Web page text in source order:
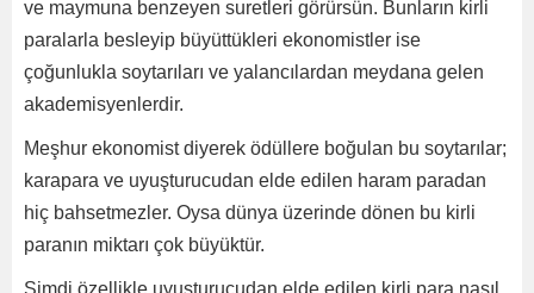
ve maymuna benzeyen suretleri görürsün. Bunların kirli
paralarla besleyip büyüttükleri ekonomistler ise
çoğunlukla soytarıları ve yalancılardan meydana gelen
akademisyenlerdir.
Meşhur ekonomist diyerek ödüllere boğulan bu soytarılar;
karapara ve uyuşturucudan elde edilen haram paradan
hiç bahsetmezler. Oysa dünya üzerinde dönen bu kirli
paranın miktarı çok büyüktür.
Şimdi özellikle uyuşturucudan elde edilen kirli para nasıl